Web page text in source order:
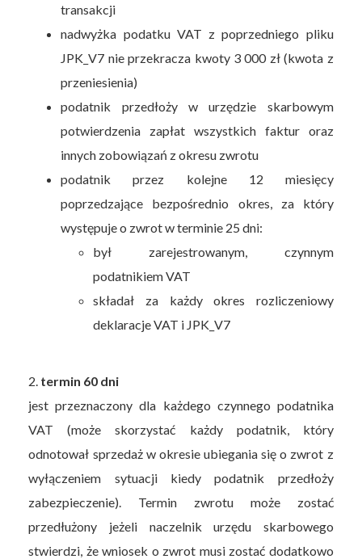
transakcji
nadwyżka podatku VAT z poprzedniego pliku
JPK_V7 nie przekracza kwoty 3 000 zł (kwota z
przeniesienia)
podatnik przedłoży w urzędzie skarbowym
potwierdzenia zapłat wszystkich faktur oraz
innych zobowiązań z okresu zwrotu
podatnik przez kolejne 12 miesięcy
poprzedzające bezpośrednio okres, za który
występuje o zwrot w terminie 25 dni:
był zarejestrowanym, czynnym
podatnikiem VAT
składał za każdy okres rozliczeniowy
deklaracje VAT i JPK_V7
2. termin 60 dni
jest przeznaczony dla każdego czynnego podatnika
VAT (może skorzystać każdy podatnik, który
odnotował sprzedaż w okresie ubiegania się o zwrot z
wyłączeniem sytuacji kiedy podatnik przedłoży
zabezpieczenie). Termin zwrotu może zostać
przedłużony jeżeli naczelnik urzędu skarbowego
stwierdzi, że wniosek o zwrot musi zostać dodatkowo